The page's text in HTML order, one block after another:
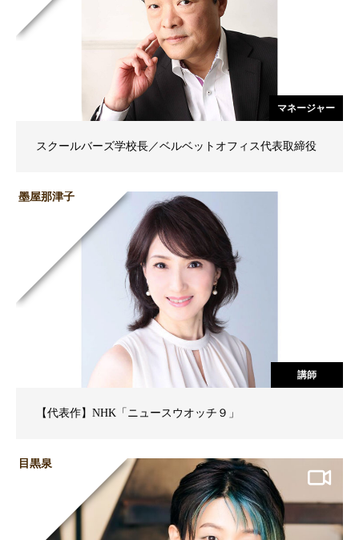
マネージャー
スクールバーズ学校長／ベルベットオフィス代表取締役
墨屋那津子
講師
【代表作】NHK「ニュースウオッチ９」
目黒泉